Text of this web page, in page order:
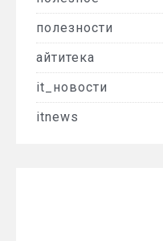
полезности
айтитека
it_новости
itnews